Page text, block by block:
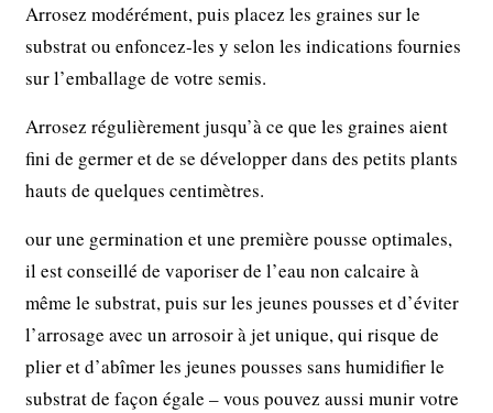
Arrosez modérément, puis placez les graines sur le
substrat ou enfoncez-les y selon les indications fournies
sur l’emballage de votre semis.
Arrosez régulièrement jusqu’à ce que les graines aient
fini de germer et de se développer dans des petits plants
hauts de quelques centimètres.
our une germination et une première pousse optimales,
il est conseillé de vaporiser de l’eau non calcaire à
même le substrat, puis sur les jeunes pousses et d’éviter
l’arrosage avec un arrosoir à jet unique, qui risque de
plier et d’abîmer les jeunes pousses sans humidifier le
substrat de façon égale – vous pouvez aussi munir votre